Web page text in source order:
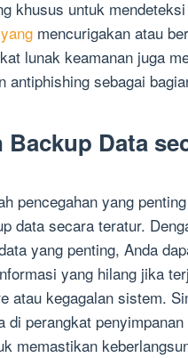
khusus untuk mendeteksi
mencurigakan atau
lunak keamanan juga
antiphishing sebagai
Backup Data
pencegahan yang
data secara teratur.
yang penting, Anda
yang hilang jika
atau kegagalan sistem.
di perangkat
memastikan